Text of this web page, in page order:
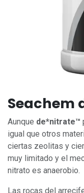
Seachem
Aunque de*nitrate™
igual que otros
ciertas zeolitas y
muy limitado y el
nitrato es anaerobio.
Las rocas del